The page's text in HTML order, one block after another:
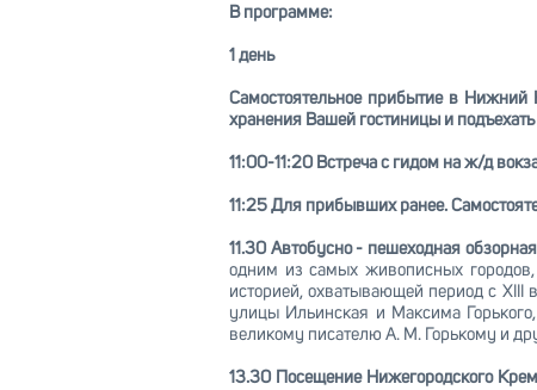
В программе:
1 день
Самостоятельное прибытие в Нижний
хранения Вашей гостиницы и
11:00-11:20 Встреча с гидом на ж/д
11:25 Для прибывших ранее.
11.30 Автобусно - пешеходная
одним из самых живописных
историей, охватывающей период с XIII
улицы Ильинская и Максима
великому писателю А. М. Горькому и
13.30 Посещение Нижегородского